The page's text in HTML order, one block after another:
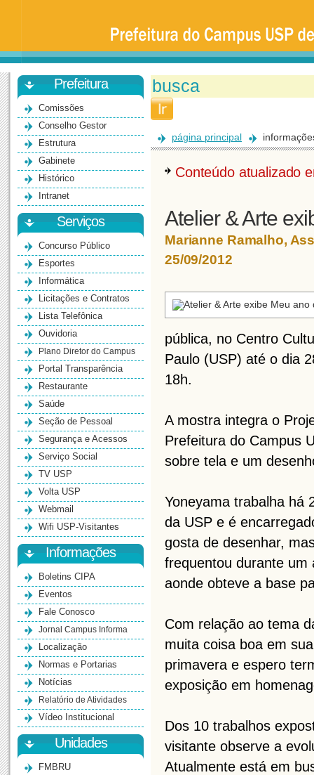
Universidade
São
Paulo
-
BauruPrefeitura
Comissões
Conselho Gestor
Estrutura
Gabinete
Histórico
Intranet
Serviços
Concurso Público
Esportes
Informática
Licitações e Contratos
Lista Telefônica
Ouvidoria
Plano Diretor do Campus
Portal Transparência
Restaurante
Saúde
Seção de Pessoal
Segurança e Acessos
Serviço Social
TV USP
Volta USP
Webmail
Wifi USP-Visitantes
Informações
Boletins CIPA
Eventos
Fale Conosco
Jornal Campus Informa
Localização
Normas e Portarias
Notícias
Relatório de Atividades
Vídeo Institucional
Unidades
FMBRU
página principal
Conteúdo atualizado
Atelier & Arte
Marianne Ramalho,
25/09/2012
pública, no Centro
Paulo (USP) até o dia
18h.
A mostra integra o
Prefeitura do Campus
sobre tela e um
Yoneyama trabalha há
da USP e é
gosta de desenhar,
frequentou durante um
aonde obteve a base
Com relação ao tema
muita coisa boa em
primavera e espero
exposição em
Dos 10 trabalhos
visitante observe a
Atualmente está em